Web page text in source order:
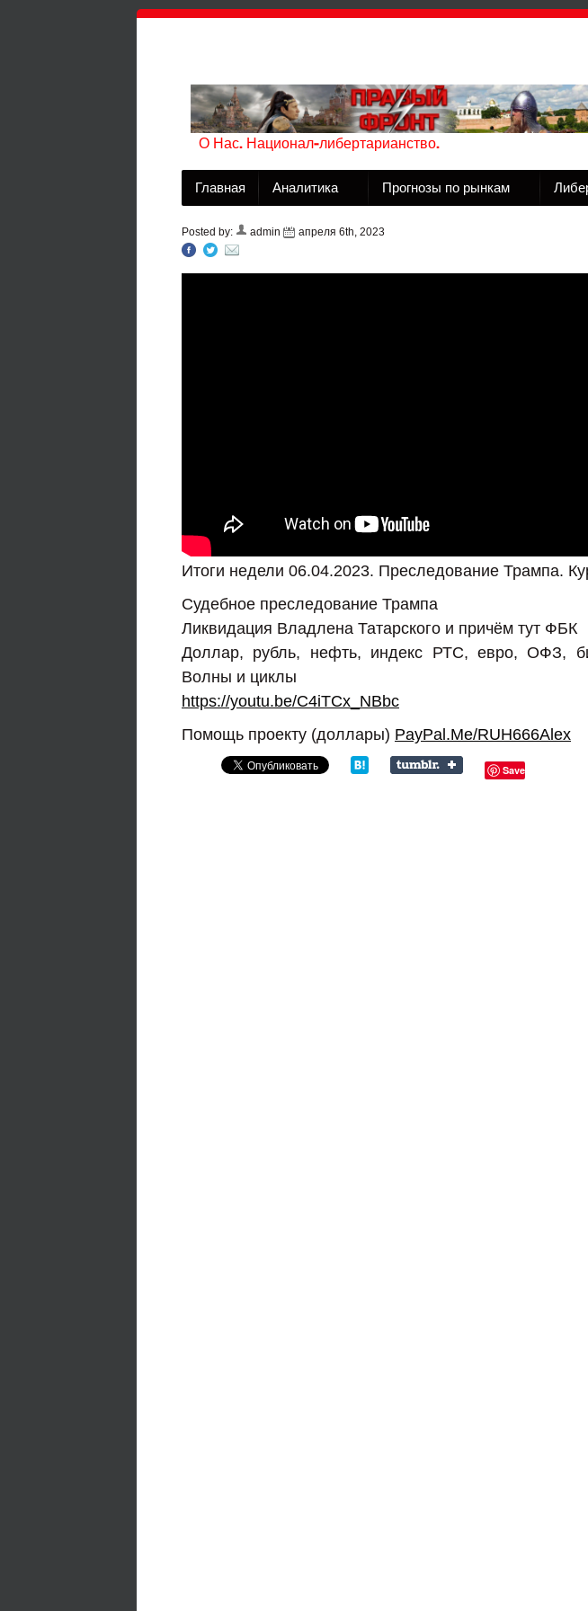
О Нас. Национал-либертарианство.
Главная Аналитика Прогнозы по рынкам
Posted by: admin апреля 6th, 2023
Итоги недели 06.04.2023. Преследование Трампа.
Судебное преследование Трампа
Ликвидация Владлена Татарского и причём тут ФБК
Доллар, рубль, нефть, индекс РТС, евро, ОФЗ,
Волны и циклы
https://youtu.be/C4iTCx_NBbc
Помощь проекту (доллары) PayPal.Me/RUH666Alex
Save